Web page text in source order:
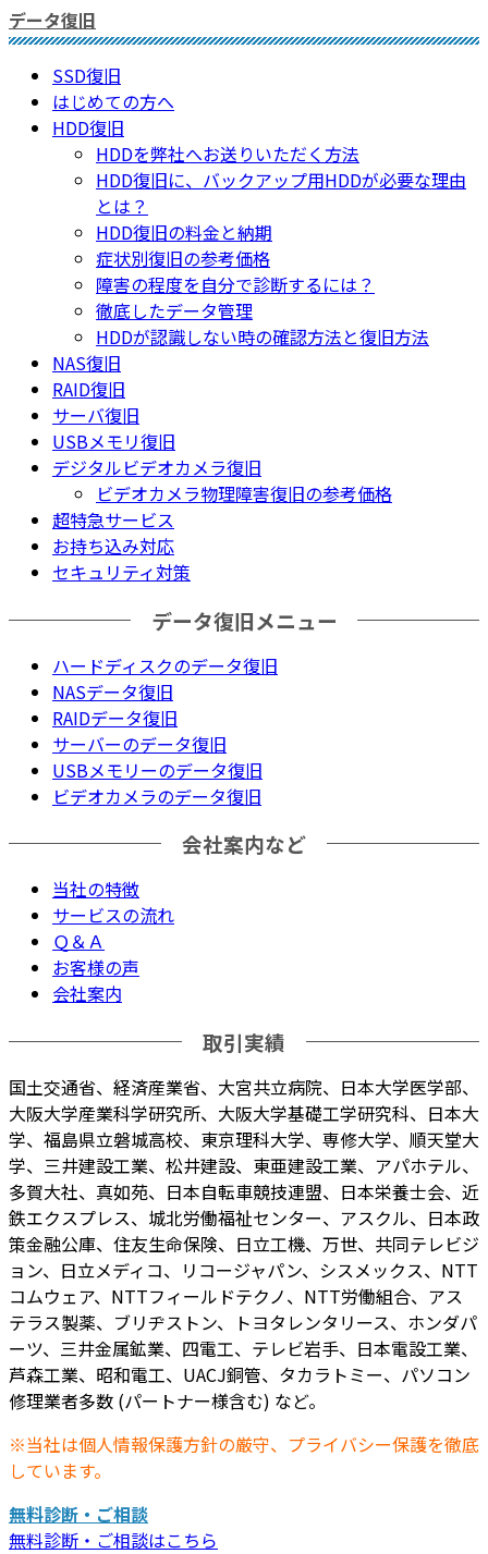
データ復旧
SSD復旧
はじめての方へ
HDD復旧
HDDを弊社へお送りいただく方法
HDD復旧に、バックアップ用HDDが必要な理由
とは？
HDD復旧の料金と納期
症状別復旧の参考価格
障害の程度を自分で診断するには？
徹底したデータ管理
HDDが認識しない時の確認方法と復旧方法
NAS復旧
RAID復旧
サーバ復旧
USBメモリ復旧
デジタルビデオカメラ復旧
ビデオカメラ物理障害復旧の参考価格
超特急サービス
お持ち込み対応
セキュリティ対策
データ復旧メニュー
ハードディスクのデータ復旧
NASデータ復旧
RAIDデータ復旧
サーバーのデータ復旧
USBメモリーのデータ復旧
ビデオカメラのデータ復旧
会社案内など
当社の特徴
サービスの流れ
Ｑ＆Ａ
お客様の声
会社案内
取引実績
国土交通省、経済産業省、大宮共立病院、日本大学医学部、
大阪大学産業科学研究所、大阪大学基礎工学研究科、日本大
学、福島県立磐城高校、東京理科大学、専修大学、順天堂大
学、三井建設工業、松井建設、東亜建設工業、アパホテル、
多賀大社、真如苑、日本自転車競技連盟、日本栄養士会、近
鉄エクスプレス、城北労働福祉センター、アスクル、日本政
策金融公庫、住友生命保険、日立工機、万世、共同テレビジ
ョン、日立メディコ、リコージャパン、シスメックス、NTT
コムウェア、NTTフィールドテクノ、NTT労働組合、アス
テラス製薬、ブリヂストン、トヨタレンタリース、ホンダパ
ーツ、三井金属鉱業、四電工、テレビ岩手、日本電設工業、
芦森工業、昭和電工、UACJ銅管、タカラトミー、パソコン
修理業者多数 (パートナー様含む) など。
※当社は個人情報保護方針の厳守、プライバシー保護を徹底
しています。
無料診断・ご相談
無料診断・ご相談はこちら